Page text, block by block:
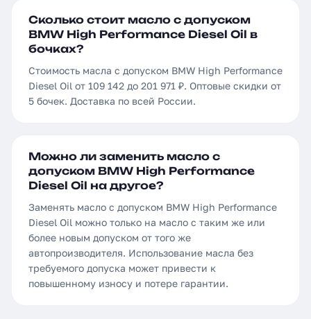
Сколько стоит масло с допуском
BMW High Performance Diesel Oil в
бочках?
Стоимость масла с допуском BMW High Performance
Diesel Oil от 109 142 до 201 971 ₽. Оптовые скидки от
5 бочек. Доставка по всей России.
Можно ли заменить масло с
допуском BMW High Performance
Diesel Oil на другое?
Заменять масло с допуском BMW High Performance
Diesel Oil можно только на масло с таким же или
более новым допуском от того же
автопроизводителя. Использование масла без
требуемого допуска может привести к
повышенному износу и потере гарантии.